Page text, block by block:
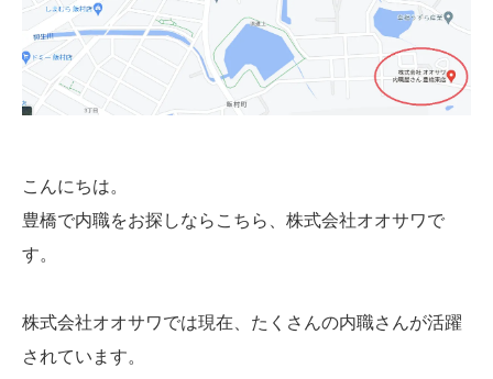
こんにちは。
豊橋で内職をお探しならこちら、株式会社オオサワで
す。
株式会社オオサワでは現在、たくさんの内職さんが活躍
されています。